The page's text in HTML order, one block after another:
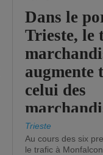
Dans le
Trieste, le
augmente
celui des
diminue.
Trieste
Au cours des six
le trafic à